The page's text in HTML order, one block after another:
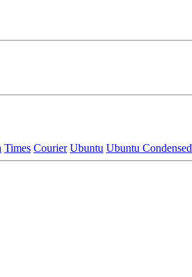
Times Courier Ubuntu Ubuntu Condensed